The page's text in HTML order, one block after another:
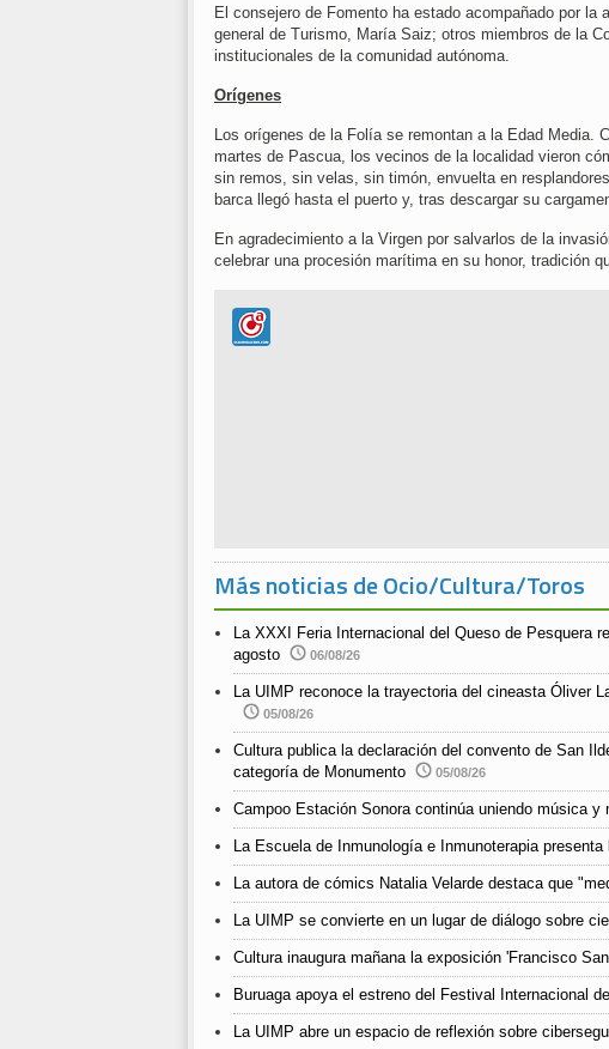
El consejero de Fomento ha estado acompañado por
general de Turismo, María Saiz; otros miembros de la
institucionales de la comunidad autónoma.
Orígenes
Los orígenes de la Folía se remontan a la Edad Media.
martes de Pascua, los vecinos de la localidad vieron
sin remos, sin velas, sin timón, envuelta en
barca llegó hasta el puerto y, tras descargar su
En agradecimiento a la Virgen por salvarlos de la
celebrar una procesión marítima en su honor, tradición
Más noticias de Ocio/Cultura/Toros
La XXXI Feria Internacional del Queso de Pesquera
agosto
06/08/26
La UIMP reconoce la trayectoria del cineasta Óliver
05/08/26
Cultura publica la declaración del convento de San
categoría de Monumento
05/08/26
Campoo Estación Sonora continúa uniendo música
La Escuela de Inmunología e Inmunoterapia
La autora de cómics Natalia Velarde destaca que
La UIMP se convierte en un lugar de diálogo sobre
Cultura inaugura mañana la exposición 'Francisco
Buruaga apoya el estreno del Festival Internacional
La UIMP abre un espacio de reflexión sobre